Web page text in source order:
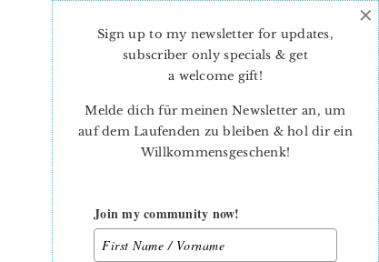
Sign up to my newsletter for updates,
subscriber only specials & get
a welcome gift!
Melde dich für meinen Newsletter an, um
auf dem Laufenden zu bleiben & hol dir ein
Willkommensgeschenk!
Join my community now!
×